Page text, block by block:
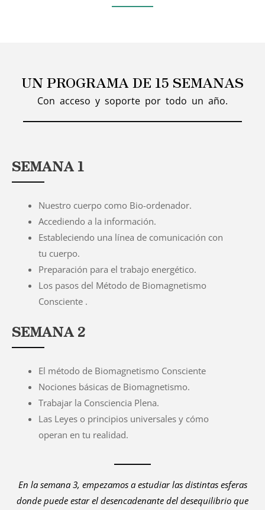
UN PROGRAMA DE 15 SEMANAS
Con acceso y soporte por todo un año.
SEMANA 1
Nuestro cuerpo como Bio-ordenador.
Accediendo a la información.
Estableciendo una línea de comunicación con
tu cuerpo.
Preparación para el trabajo energético.
Los pasos del Método de Biomagnetismo
Consciente .
SEMANA 2
El método de Biomagnetismo Consciente
Nociones básicas de Biomagnetismo.
Trabajar la Consciencia Plena.
Las Leyes o principios universales y cómo
operan en tu realidad.
En la semana 3, empezamos a estudiar las distintas esferas
donde puede estar el desencadenante del desequilibrio que